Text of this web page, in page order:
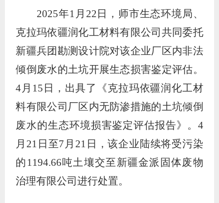
2025年1 月 22 日，师市生态环境局、
克拉玛依疆润化工材料有限公司共同委托
新疆兵团勘测设计院对该企业厂区内非法
倾倒废水的土坑开展生态损害鉴定评估。
4月 15 日，出具了《克拉玛依疆润化工材
料有限公司厂区内无防渗措施的土坑倾倒
废水的生态环境损害鉴定评估报告》。 4
月 21 日至7 月 21 日，该企业陆续将受污染
的 1194.66吨土壤交至新疆金派固体废物
治理有限公司进行处置。